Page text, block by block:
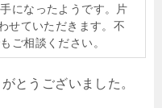
になったようです。片
せていただきます。不
ご相談ください。
とうございました。